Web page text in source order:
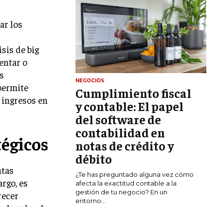
DERECHO EMPRESARIAL Y
REGULACIONES
ÉXITO EMPRESARIAL Y CASOS DE
ESTUDIO
GOBIERNO CORPORATIVO
NEGOCIOS
ESTRATEGIAS DE NEGOCIOS
MARKETING B2B
MARKETING B2C
FRANQUICIAS
MARKETING DE INFLUENCERS
E-COMMERCE
los
de big
o
en
es
NEGOCIOS
Cumplimiento fiscal
y contable: El papel
del software de
contabilidad en
notas de crédito y
débito
¿Te has preguntado alguna vez cómo
afecta la exactitud contable a la
gestión de tu negocio? En un
entorno...